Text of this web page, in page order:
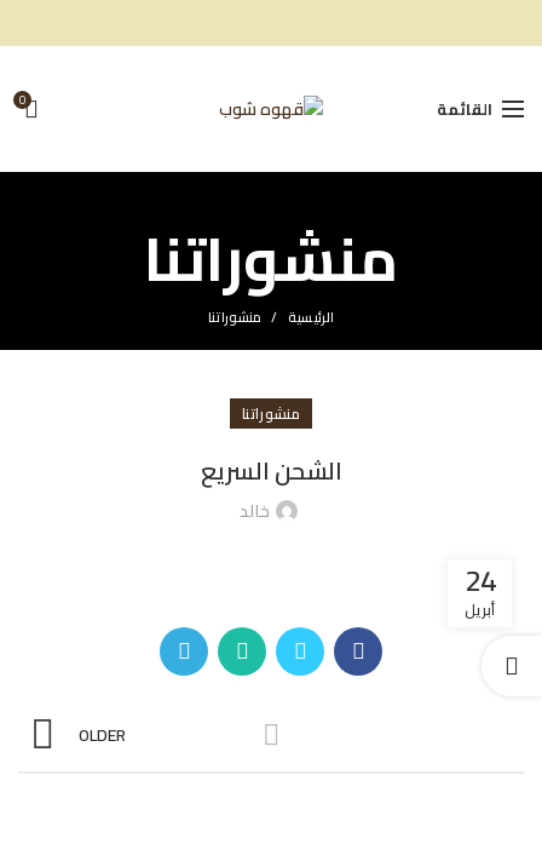
القائمة 0
منشوراتنا
الرئيسية منشوراتنا
منشوراتنا
الشحن السريع
خالد
24
أبريل
OLDER